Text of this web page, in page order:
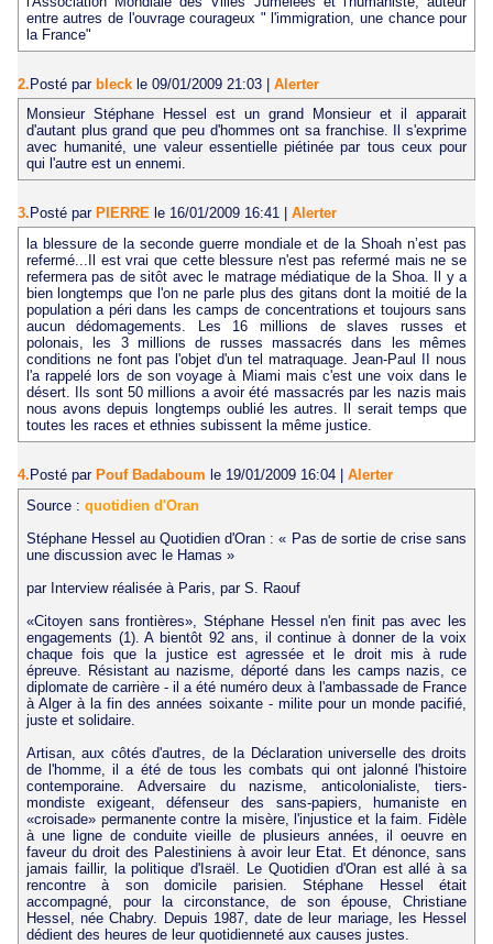
entre autres de l'ouvrage courageux " l'immigration, une chance pour
la France"
2.Posté par bleck le 09/01/2009 21:03 | Alerter
Monsieur Stéphane Hessel est un grand Monsieur et il apparait
d'autant plus grand que peu d'hommes ont sa franchise. Il s'exprime
avec humanité, une valeur essentielle piétinée par tous ceux pour
qui l'autre est un ennemi.
3. Posté par PIERRE le 16/01/2009 16:41
Alerter
la blessure de la seconde guerre mondiale et de la Shoah n’est pas
refermé...Il est vrai que cette blessure n'est pas refermé mais ne se
refermera pas de sitôt avec le matrage médiatique de la Shoa. Il y a
bien longtemps que l'on ne parle plus des gitans dont la moitié de la
population a péri dans les camps de concentrations et toujours sans
aucun dédomagements. Les 16 millions de slaves russes et
polonais, les 3 millions de russes massacrés dans les mêmes
conditions ne font pas l'objet d'un tel matraquage. Jean-Paul II nous
l'a rappelé lors de son voyage à Miami mais c'est une voix dans le
désert. Ils sont 50 millions a avoir été massacrés par les nazis mais
nous avons depuis longtemps oublié les autres. Il serait temps que
toutes les races et ethnies subissent la même justice.
4.Posté par Pouf Badaboum le 19/01/2009 16:04 | Alerter
Source : quotidien d'Oran
Stéphane Hessel au Quotidien d'Oran : « Pas de sortie de crise sans
une discussion avec le Hamas »
par Interview réalisée à Paris, par S. Raouf
«Citoyen sans frontières», Stéphane Hessel n'en finit pas avec les
engagements (1). A bientôt 92 ans, il continue à donner de la voix
chaque fois que la justice est agressée et le droit mis à rude
épreuve. Résistant au nazisme, déporté dans les camps nazis, ce
diplomate de carrière - il a été numéro deux à l'ambassade de France
à Alger à la fin des années soixante - milite pour un monde pacifié,
juste et solidaire.
Artisan, aux côtés d'autres, de la Déclaration universelle des droits
de l'homme, il a été de tous les combats qui ont jalonné l'histoire
contemporaine. Adversaire du nazisme, anticolonialiste, tiers-
mondiste exigeant, défenseur des sans-papiers, humaniste en
«croisade» permanente contre la misère, l'injustice et la faim. Fidèle
à une ligne de conduite vieille de plusieurs années, il oeuvre en
faveur du droit des Palestiniens à avoir leur Etat. Et dénonce, sans
jamais faillir, la politique d'Israël. Le Quotidien d'Oran est allé à sa
rencontre à son domicile parisien. Stéphane Hessel était
accompagné, pour la circonstance, de son épouse, Christiane
Hessel, née Chabry. Depuis 1987, date de leur mariage, les Hessel
dédient des heures de leur quotidienneté aux causes justes.